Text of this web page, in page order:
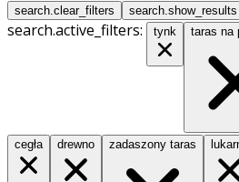
search.clear_filters
search.show_results
search.active_filters: tynk taras na
cegła drewno zadaszony taras